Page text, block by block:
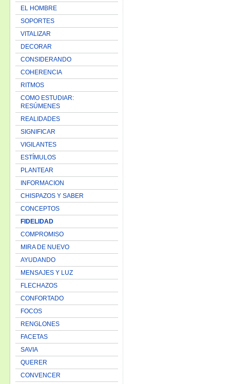
EL HOMBRE
SOPORTES
VITALIZAR
DECORAR
CONSIDERANDO
COHERENCIA
RITMOS
COMO ESTUDIAR:
RESÚMENES
REALIDADES
SIGNIFICAR
VIGILANTES
ESTÍMULOS
PLANTEAR
INFORMACION
CHISPAZOS Y SABER
CONCEPTOS
FIDELIDAD
COMPROMISO
MIRA DE NUEVO
AYUDANDO
MENSAJES Y LUZ
FLECHAZOS
CONFORTADO
FOCOS
RENGLONES
FACETAS
SAVIA
QUERER
CONVENCER